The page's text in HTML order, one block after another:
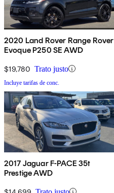
2020 Land Rover Range Rover
Evoque P250 SE AWD
$19,780 Trato justo
Incluye tarifas de conc.
2017 Jaguar F-PACE 35t
Prestige AWD